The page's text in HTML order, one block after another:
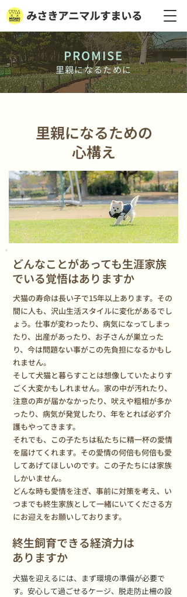
みさきアニマルすまいる
PROMISE
里親になるために
​里親になるための
心構え
どんなことがあっても生涯家族
でいる覚悟はありますか
犬猫の寿命は長い子で15年以上あります。その
間に人も、沢山生活スタイルに変化があるでし
ょう。仕事が変わったり、病気になってしまっ
たり、出産があったり、お子さんが巣立った
り、今は問題ない事がこの先負担になるかもし
れません。
そして犬猫と暮らすことは想像していたよりす
ごく大変かもしれません。家の中が汚れたり、
注意の声が届かなかったり、吠えや粗相が多か
ったり、病気が発覚したり、年をとれば必ず介
護もやってきます。
それでも、この子たちは私たちに精一杯の愛情
を届けてくれます。その愛情の何倍も何倍も愛
してあげてほしいのです。この子たちには家族
しかいません。
どんな時も愛情を注ぎ、事前に対策を考え、い
つまでも終生家族として一緒にいてくださる方
にお迎えをお願いしております。
終生飼育できる経済力は
ありますか
犬猫を迎えるには、まず環境の準備が必要で
す。安心して過ごせるケージ、脱走防止柵の設